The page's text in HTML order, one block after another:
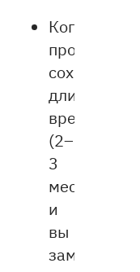
Когда
проблема
сохраняется
длительное
время
(2–
3
месяца),
и
вы
замечаете